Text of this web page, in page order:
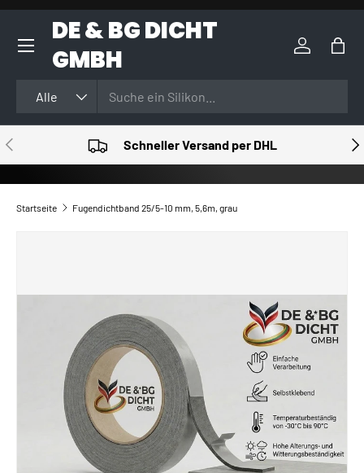
DIREKT ZUM INHALT
DE & BG DICHT
GMBH
Alle
Einloggen
VORHERIGE Schneller Versand per DHL
Startseite Fugendichtband 25/5-10 mm, 5,6m, grau